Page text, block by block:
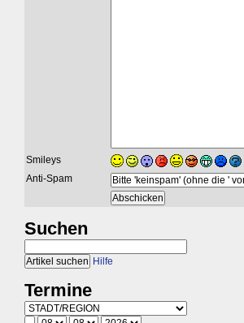
Smileys
Anti-Spam
Suchen
Hilfe
Termine